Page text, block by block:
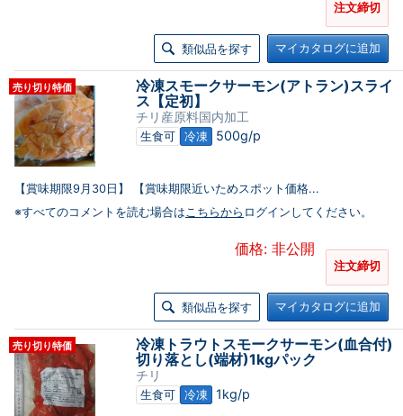
注文締切
類似品を探す マイカタログに追加
売り切り特価
冷凍スモークサーモン(アトラン)スライ
ス【定初】
チリ産原料国内加工
生食可 冷凍 500g/p
【賞味期限9月30日】 【賞味期限近いためスポット価格...
※すべてのコメントを読む場合はこちらから ログインしてください。
価格: 非公開
注文締切
類似品を探す マイカタログに追加
売り切り特価
冷凍トラウトスモークサーモン(血合付)
切り落とし(端材)1kgパック
チリ
生食可 冷凍 1kg/p